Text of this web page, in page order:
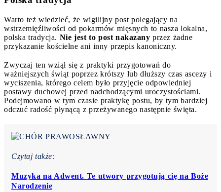
Warto też wiedzieć, że wigilijny post polegający na
wstrzemięźliwości od pokarmów mięsnych to nasza lokalna,
polska tradycja. Nie jest to post nakazany przez żadne
przykazanie kościelne ani inny przepis kanoniczny.
Zwyczaj ten wziął się z praktyki przygotowań do
ważniejszych świąt poprzez krótszy lub dłuższy czas ascezy i
wyciszenia, którego celem było przyjęcie odpowiedniej
postawy duchowej przed nadchodzącymi uroczystościami.
Podejmowano w tym czasie praktykę postu, by tym bardziej
odczuć radość płynącą z przeżywanego następnie święta.
Czytaj także:
Muzyka na Adwent. Te utwory przygotują cię na Boże
Narodzenie